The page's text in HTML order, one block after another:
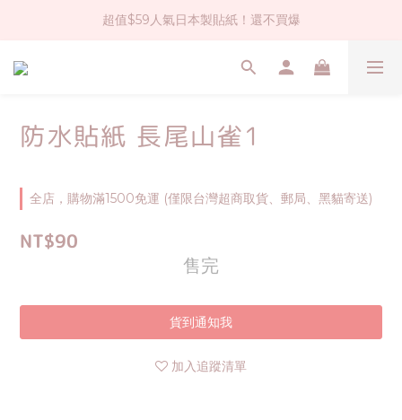
社群大人氣！各種有趣的打洞器
超值$59人氣日本製貼紙！還不買爆
全店$1500免運(台灣地區)
防水貼紙 長尾山雀1
全店，購物滿1500免運 (僅限台灣超商取貨、郵局、黑貓寄送)
NT$90
售完
貨到通知我
加入追蹤清單